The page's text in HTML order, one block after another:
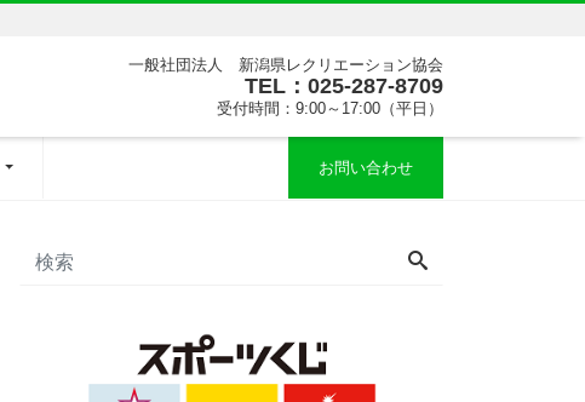
一般社団法人 新潟県レクリエーション協会
TEL：025-287-8709
受付時間：9:00～17:00（平日）
お問い合わせ